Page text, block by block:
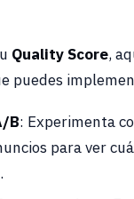
Quality Score,
puedes
B: Experimenta
para ver